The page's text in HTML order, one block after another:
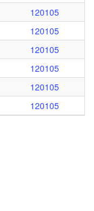
120105
120105
120105
120105
120105
120105